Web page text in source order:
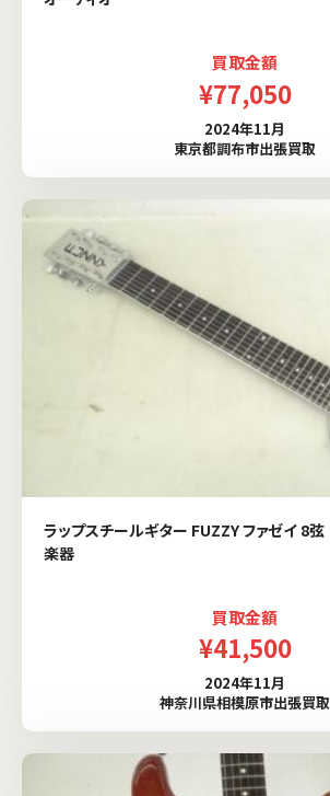
買取金額
¥77,050
2024年11月
東京都調布市出張買取
ラップスチールギター FUZZY ファゼイ 8弦
楽器
買取金額
¥41,500
2024年11月
神奈川県相模原市出張買取